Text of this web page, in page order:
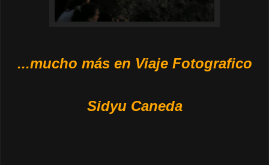
...mucho más en Viaje Fotografico
Sidyu Caneda